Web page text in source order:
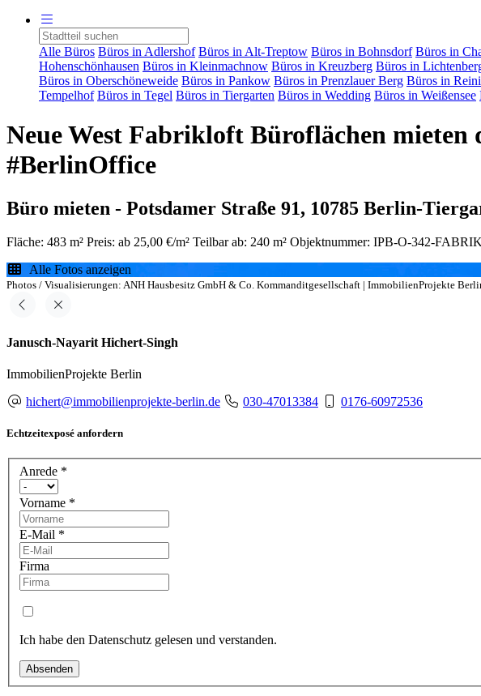
Alle Büros Büros in Adlershof Büros in Alt-Treptow Büros in Bohnsdorf Büros in
Hohenschönhausen Büros in Kleinmachnow Büros in Kreuzberg Büros in
Büros in Oberschöneweide Büros in Pankow Büros in Prenzlauer Berg Büros in
Tempelhof Büros in Tegel Büros in Tiergarten Büros in Wedding Büros in Weißensee
Neue West Fabrikloft Büroflächen mieten
#BerlinOffice
Büro mieten - Potsdamer Straße 91, 10785 Berlin-
Fläche: 483 m² Preis: ab 25,00 €/m² Teilbar ab: 240 m² Objektnummer: IPB-O-342-
Alle Fotos anzeigen
Photos / Visualisierungen: ANH Hausbesitz GmbH & Co. Kommanditgesellschaft | ImmobilienProjekte
Janusch-Nayarit Hichert-Singh
ImmobilienProjekte Berlin
hichert@immobilienprojekte-berlin.de
030-47013384 0176-60972536
Echtzeitexposé anfordern
Anrede *
Vorname *
E-Mail *
Firma
Ich habe den Datenschutz gelesen und verstanden.
Absenden